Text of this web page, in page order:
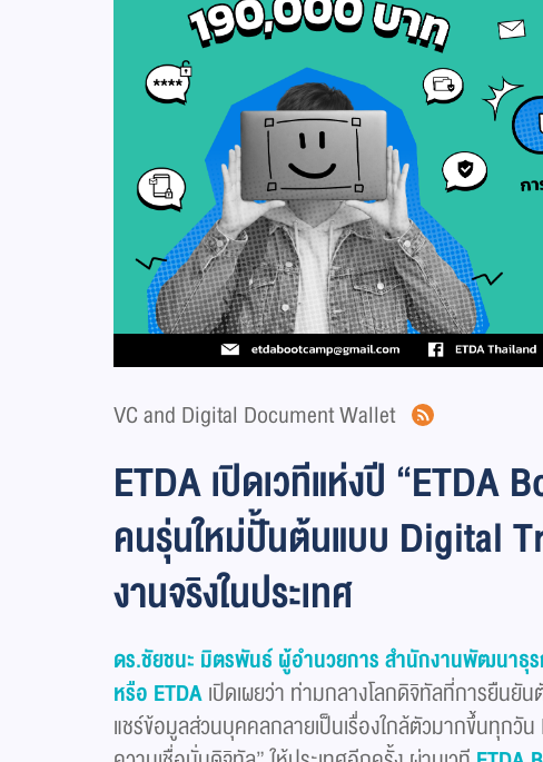
VC and Digital Document Wallet
ETDA เปิดเวทีแห่งปี “ETDA
คนรุ่นใหม่ปั้นต้นแบบ Digital
งานจริงในประเทศ
ดร.ชัยชนะ มิตรพันธ์ ผู้อำนวยการ สำนักงานพัฒนาธุ
หรือ ETDAเปิดเผยว่า ท่ามกลางโลกดิจิทัลที่การยืนยั
แชร์ข้อมูลส่วนบุคคลกลายเป็นเรื่องใกล้ตัวมากขึ้นทุกวัน